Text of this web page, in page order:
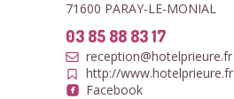
71600 PARAY-LE-MONIAL
03 85 88 83 17
reception@hotelprieure.fr
http://www.hotelprieure.fr
Facebook